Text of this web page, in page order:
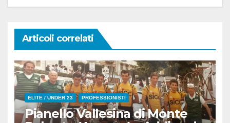
Articoli correlati
ELITE / UNDER 23 PROFESSIONISTI
Pianello Vallesina di Monte